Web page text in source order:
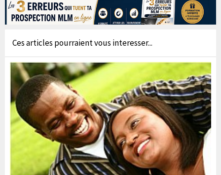
Ces articles pourraient vous interesser...